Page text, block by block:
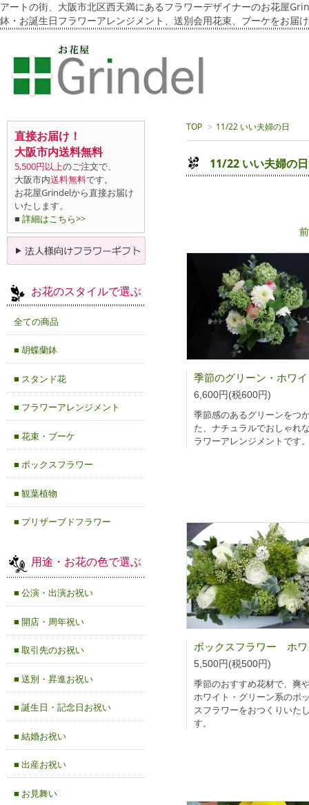
アートの街、大阪市北区西天満にあるフラワーデザイナーのお花屋
鉢・お誕生日フラワーアレンジメント、送別会用花束、ブーケをお届
TOP > 11/22 いい夫婦の日
11/22 いい夫婦の日
6,600円(税600円)
季節感のあるグリーンをつ
た、ナチュラルでおしゃれ
ラワーアレンジメントです
5,500円(税500円)
季節のおすすめ花材で、爽
ホワイト・グリーン系のボ
スフラワーをおつくりいた
す。
直接お届け！
大阪市内送料無料
5,500円以上のご注文で、
大阪市内送料無料です。
お花屋Grindelから直接お届け
いたします。
■ 詳細はこちら>>
お花のスタイルで選ぶ
全ての商品
■ 胡蝶蘭鉢
■ スタンド花
■ フラワーアレンジメント
■ 花束・ブーケ
■ ボックスフラワー
■ 観葉植物
■ プリザーブドフラワー
用途・お花の色で選ぶ
■ 公演・出演お祝い
■ 開店・周年祝い
■ 取引先のお祝い
■ 送別・昇進お祝い
■ 誕生日・記念日お祝い
■ 結婚お祝い
■ 出産お祝い
■ お見舞い